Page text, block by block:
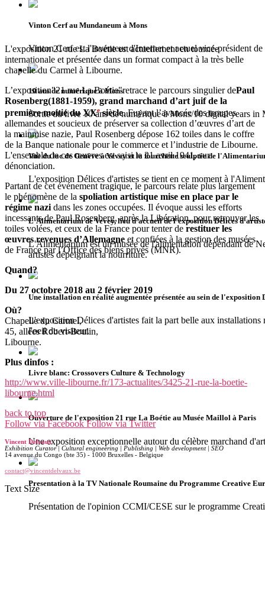
Vinton Cerf au Mundaneum à Mons
Vinton Cerf est l'inventeur d'Internet et actuel vice-président
10 ans de numérique à Mons
Sortie du livre 10 ans de numérique à Mons/10 digital years in
Vue du lac de Genève à Vevey et la fourchette sculptée de
L'exposition Délices d'artistes se tient en ce moment à
L'Alimentarium de Vevey, lieu d'accueil de l'exposition Délices
L'Alimentarium est un musée de l'alimentation dépendant de
artistes dépeignant la nourriture.
Une installation en réalité augmentée présentée au sein de
L'exposition Délices d'artistes fait la part belle aux
l'oeil du visiteur.
Livre blanc: Crossovers Culture & Technology
Ouverture de l'exposition 21 rue La Boétie au Musée Maillol à Paris
Une exposition exceptionnelle autour du célèbre marchand
Presentation à la TV Nationale Roumaine du Programme Creative
Présentation de l'opinion CCMI/CESE sur le programme
L'exposition 21 rue La Boétie est actuellement en tournée
internationale et présentée dans un format compact à la très belle
chapelle du Carmel à Libourne.
L’exposition"21 rue La Boétie"retrace le parcours singulier dePaul
Rosenberg(1881-1959), grand marchand d’art juifde la
première moitié du XXesiècle. Fuyant l’avancée des troupes
allemandes et soucieux de préserver sa collection d’œuvres d’art de
la mainmise nazie, Paul Rosenberg dépose 162 toiles dans le coffre
de la Banque nationale pour le commerce et l’industrie de Libourne.
L'ensemble de ces œuvres est saisi le 21 avril 1941, sur
dénonciation.
Partant de cet événement tragique, le parcours relate plus largement
le phénomène de la spoliation artistique mise en place par le
régime nazi dans les zones occupées. Il évoque aussi les efforts
incessants de Paul Rosenberg, après la Libération, pour retrouver les
toiles volées, et ceux de la France pour tenter de restituer les
œuvres revenues d’Allemagne et confiées à la gestion des musées
de France par l’Office des biens privés (MNR).
Quand?
Du 27 octobre 2018 au 2 février 2019
Où?
Chapelle du Carmel,
45, allées Robert-Boulin,
Libourne.
Plus dinfos :
http://www.ville-libourne.fr/173-actualites/3425-21-rue-la-boetie-
libourne.html
back to top
Follow via Facebook Follow via Twitter
Vincent Delvaux
Exhibition Curator | Cultural engineering | Publishing | Web development | SEO
14 avenue du Congo (bte 35) - 1000 Bruxelles - Belgique
contact@vincentdelvaux.be
Text Size